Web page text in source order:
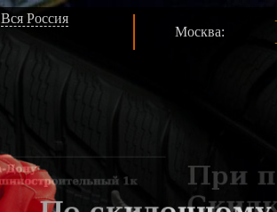
Вся Россия
Москва: